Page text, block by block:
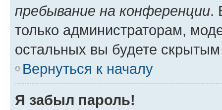
пребывание на конференции.
только администраторам,
остальных вы будете
Вернуться к началу
Я забыл пароль!